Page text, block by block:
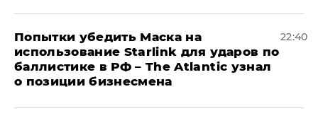
Попытки убедить Маска на
использование Starlink для ударов по
баллистике в РФ – The Atlantic узнал
о позиции бизнесмена
22:40